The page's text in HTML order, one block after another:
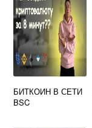
БИТКОИН В СЕТИ
BSC